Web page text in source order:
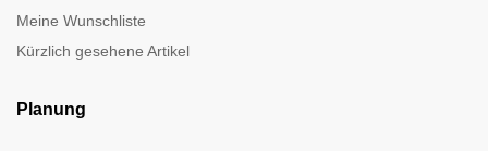
Meine Wunschliste
Kürzlich gesehene Artikel
Planung